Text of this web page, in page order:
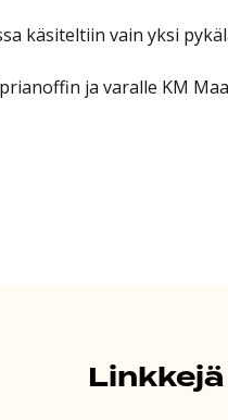
käsiteltiin vain yksi
ja varalle KM
Linkkejä